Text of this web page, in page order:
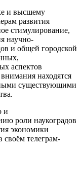
и высшему
развития
стимулирование,
научно-
и общей городской
аспектов
находятся
существующими
и
роли наукоградов
экономики
телеграм-